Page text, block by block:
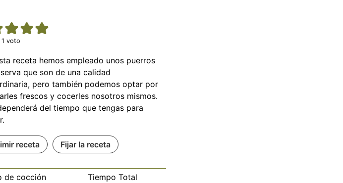
voto
receta hemos empleado unos puerros
que son de una calidad
pero también podemos optar por
frescos y cocerles nosotros mismos.
del tiempo que tengas para
receta Fijar la receta
de cocción
Tiempo Total